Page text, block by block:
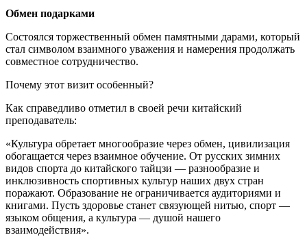
Обмен подарками
Состоялся торжественный обмен памятными дарами, который
стал символом взаимного уважения и намерения продолжать
совместное сотрудничество.
Почему этот визит особенный?
Как справедливо отметил в своей речи китайский
преподаватель:
«Культура обретает многообразие через обмен, цивилизация
обогащается через взаимное обучение. От русских зимних
видов спорта до китайского тайцзи — разнообразие и
инклюзивность спортивных культур наших двух стран
поражают. Образование не ограничивается аудиториями и
книгами. Пусть здоровье станет связующей нитью, спорт —
языком общения, а культура — душой нашего
взаимодействия».